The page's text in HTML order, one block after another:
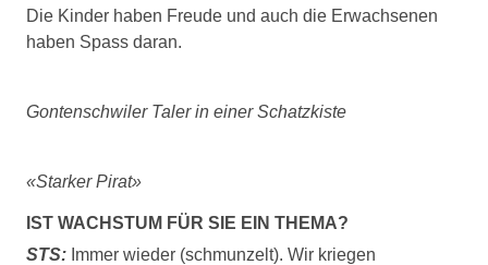
Die Kinder haben Freude und auch die Erwachsenen
haben Spass daran.
Gontenschwiler Taler in einer Schatzkiste
«Starker Pirat»
IST WACHSTUM FÜR SIE EIN THEMA?
STS: Immer wieder (schmunzelt). Wir kriegen